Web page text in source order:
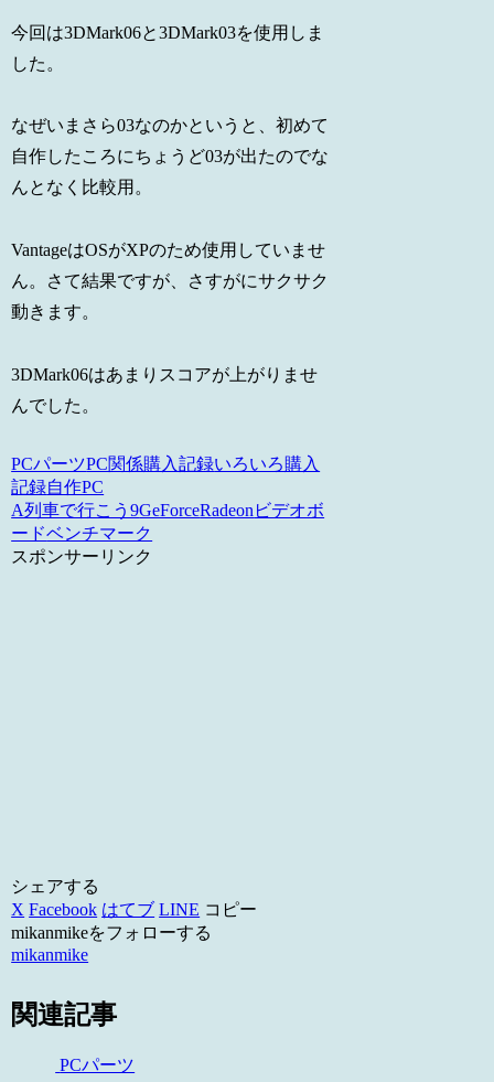
今回は3DMark06と3DMark03を使用しま
した。
なぜいまさら03なのかというと、初めて
自作したころにちょうど03が出たのでな
んとなく比較用。
VantageはOSがXPのため使用していませ
ん。さて結果ですが、さすがにサクサク
動きます。
3DMark06はあまりスコアが上がりませ
んでした。
PCパーツPC関係購入記録いろいろ購入
記録自作PC
A列車で行こう9GeForceRadeon ビデオボ
ードベンチマーク
スポンサーリンク
シェアする
X Facebook はてブ LINE コピー
mikanmikeをフォローする
mikanmike
関連記事
PCパーツ